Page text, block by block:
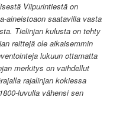
Viipurintiestä on
aineistoaon saatavilla vasta
Tielinjan kulusta on tehty
reittejä ole aikaisemmin
lukuun ottamatta
merkitys on vaihdellut
rajalinjan kokiessa
luvulla vähensi sen